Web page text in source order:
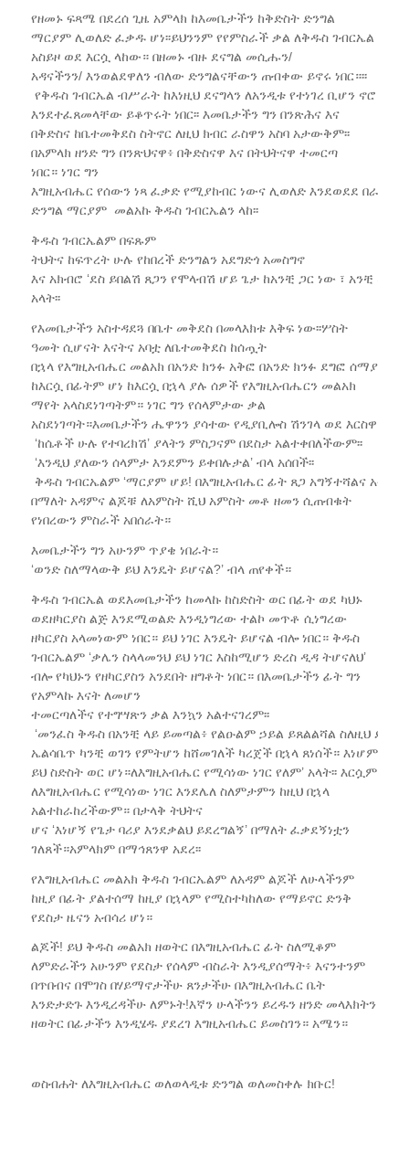
የዘመኑ ፍጻሜ በደረሰ ጊዜ አምላክ ከእመቤታችን ከቅድስት ድንግል
ማርያም ሊወለድ ፈቃዱ ሆነ፡፡ይህንንም የየምስራች ቃል ለቅዱስ ገብርኤል
አስይዞ ወደ እርሷ ላከው። በዘመኑ ብዙ ደናግል መሲሑን/
አዳናችንን/ እንወልደዋለን ብለው ድንግልናቸውን ጠብቀው ይኖሩ ነበር።፡፡
የቅዱስ ገብርኤል ብሥራት ከእነዚህ ደናግላን ለአንዲቱ የተነገረ ቢሆን ኖሮ
እንደተፈጸመላቸው ይቆጥሩት ነበር፡፡ እመቤታችን ግን በንጽሕና እና
በቅድስና ከቤተመቅደስ ስትኖር ለዚህ ክብር ራስዋን አስባ አታውቅም፡፡
በአምላክ ዘንድ ግን በንጽህናዋ፥ በቅድስናዋ እና በትህትናዋ ተመርጣ
ነበር። ነገር ግን
እግዚአብሔር የሰውን ነጻ ፈቃድ የሚያከብር ነውና ሊወለድ እንደወደደ በራሱ
ድንግል ማርያም መልአኩ ቅዱስ ገብርኤልን ላከ፡፡
ቅዱስ ገብርኤልም በፍጹም
ትህትና ከፍጥረት ሁሉ የከበረች ድንግልን አደግድጎ አመስግኖ
እና አክብሮ ‘ደስ ይበልሽ ጸጋን የሞላብሽ ሆይ ጌታ ከአንቺ ጋር ነው ፣ አንቺ
አላት፡፡
የእመቤታችን አስተዳደጓ በቤተ መቅደስ በመላእክቱ እቅፍ ነው፡፡ሦስት
ዓመት ሲሆናት እናትና አባቷ ለቤተመቅደስ ከሰጧት
በኋላ የእግዚአብሔር መልአክ በአንድ ክንፉ አቅፎ በአንድ ክንፉ ደግፎ ሰማያዊ
ከእርሷ በፊትም ሆነ ከእርሷ በኋላ ያሉ ሰዎች የእግዚአብሔርን መልአክ
ማየት አላስደነገጣትም። ነገር ግን የሰላምታው ቃል
አስደነገጣት።እመቤታችን ሔዋንን ያሳተው የዲያቢሎስ ሽንገላ ወደ እርስዋ የመጣ
‘ከሴቶች ሁሉ የተባረክሽ’ ያላትን ምስጋናም በደስታ አልተቀበለችውም፡፡
‘እንዲህ ያለውን ሰላምታ እንደምን ይቀበሉታል’ ብላ አሰበች፡፡
ቅዱስ ገብርኤልም ‘ማርያም ሆይ! በእግዚአብሔር ፊት ጸጋ አግኝተሻልና
በማለት አዳምና ልጆቹ ለአምስት ሺህ አምስት መቶ ዘመን ሲጠብቁት
የነበረውን ምስራች አበሰራት።
እመቤታችን ግን አሁንም ጥያቄ ነበራት።
‘ወንድ ስለማላውቅ ይህ እንዴት ይሆናል?’ ብላ ጠየቀች።
ቅዱስ ገብርኤል ወደእመቤታችን ከመላኩ ከስድስት ወር በፊት ወደ ካህኑ
ወደዘካርያስ ልጅ እንደሚወልድ እንዲነግረው ተልኮ መጥቶ ሲነግረው
ዘካርያስ አላመነውም ነበር። ይህ ነገር እንዴት ይሆናል ብሎ ነበር። ቅዱስ
ገብርኤልም ‘ቃሌን ስላላመንህ ይህ ነገር እስከሚሆን ድረስ ዲዳ ትሆናለህ’
ብሎ የካህኑን የዘካርያስን አንደበት ዘግቶት ነበር። በእመቤታችን ፊት ግን
የአምላኩ እናት ለመሆን
ተመርጣለችና የተግሣጽን ቃል እንኳን አልተናገረም፡፡
‘መንፈስ ቅዱስ በአንቺ ላይ ይመጣል፥ የልዑልም ኃይል ይጸልልሻል ስለዚህ
ኤልሳቤጥ ካንቺ ወገን የምትሆን ከሸመገለች ካረጀች በኋላ ጸነሰች። እነሆም
ይህ ስድስት ወር ሆነ።ለእግዚአብሔር የሚሳነው ነገር የለም’ አላት፡፡ እርሷም
ለእግዚአብሔር የሚሳነው ነገር እንደሌለ ስለምታምን ከዚህ በኋላ
አልተከራከረችውም። በታላቅ ትህትና
ሆና ‘እነሆኝ የጌታ ባሪያ እንደቃልህ ይደረግልኝ’ በማለት ፈቃደኝነቷን
ገለጸች።አምላክም በማኅጸንዋ አደረ፡፡
የእግዚአብሔር መልአክ ቅዱስ ገብርኤልም ለአዳም ልጆች ለሁላችንም
ከዚያ በፊት ያልተሰማ ከዚያ በኋላም የሚስተካከለው የማይኖር ድንቅ
የደስታ ዜናን አብሳሪ ሆነ።
ልጆች! ይህ ቅዱስ መልአክ ዘወትር በእግዚአብሔር ፊት ስለሚቆም
ለምድራችን አሁንም የደስታ የሰላም ብስራት እንዲያሰማት፥ እናንተንም
በጥበብና በሞገስ በሃይማኖታችሁ ጸንታችሁ በእግዚአብሔር ቤት
እንድታድጉ እንዲረዳችሁ ለምኑት!እኛን ሁላችንን ይረዱን ዘንድ መላእክትን
ዘወትር በፊታችን እንዲሄዱ ያደረገ እግዚአብሔር ይመስገን። አሜን።
ወስብሐት ለእግዚአብሔር ወለወላዲቱ ድንግል ወለመስቀሉ ክቡር!